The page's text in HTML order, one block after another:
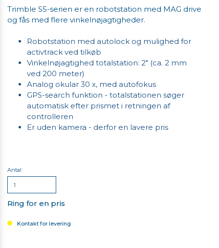
Trimble S5-serien er en robotstation med MAG drive
og fås med flere vinkelnøjagtigheder.
Robotstation med autolock og mulighed for
activtrack ved tilkøb
Vinkelnøjagtighed totalstation: 2" (ca. 2 mm
ved 200 meter)
Analog okular 30 x, med autofokus
GPS-search funktion - totalstationen søger
automatisk efter prismet i retningen af
controlleren
Er uden kamera - derfor en lavere pris
Antal
Ring for en pris
Kontakt for levering